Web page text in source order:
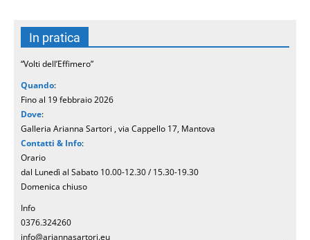
In pratica
“Volti dell’Effimero”
Quando:
Fino al 19 febbraio 2026
Dove:
Galleria Arianna Sartori , via Cappello 17, Mantova
Contatti & Info:
Orario
dal Lunedì al Sabato 10.00-12.30 / 15.30-19.30
Domenica chiuso
Info
0376.324260
info@ariannasartori.eu